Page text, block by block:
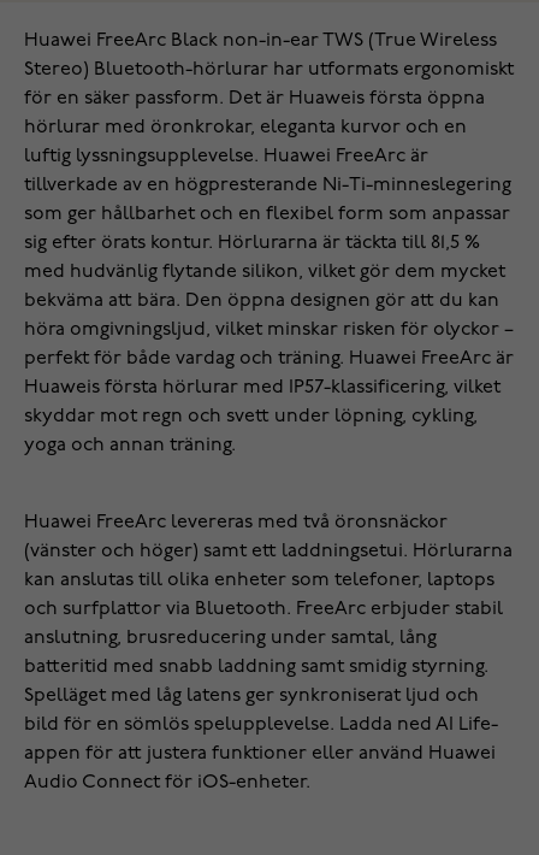
Huawei FreeArc Black non-in-ear TWS (True Wireless
Stereo) Bluetooth-hörlurar har utformats ergonomiskt
för en säker passform. Det är Huaweis första öppna
hörlurar med öronkrokar, eleganta kurvor och en
luftig lyssningsupplevelse. Huawei FreeArc är
tillverkade av en högpresterande Ni-Ti-minneslegering
som ger hållbarhet och en flexibel form som anpassar
sig efter örats kontur. Hörlurarna är täckta till 81,5 %
med hudvänlig flytande silikon, vilket gör dem mycket
bekväma att bära. Den öppna designen gör att du kan
höra omgivningsljud, vilket minskar risken för olyckor –
perfekt för både vardag och träning. Huawei FreeArc är
Huaweis första hörlurar med IP57-klassificering, vilket
skyddar mot regn och svett under löpning, cykling,
yoga och annan träning.
Huawei FreeArc levereras med två öronsnäckor
(vänster och höger) samt ett laddningsetui. Hörlurarna
kan anslutas till olika enheter som telefoner, laptops
och surfplattor via Bluetooth. FreeArc erbjuder stabil
anslutning, brusreducering under samtal, lång
batteritid med snabb laddning samt smidig styrning.
Spelläget med låg latens ger synkroniserat ljud och
bild för en sömlös spelupplevelse. Ladda ned AI Life-
appen för att justera funktioner eller använd Huawei
Audio Connect för iOS-enheter.